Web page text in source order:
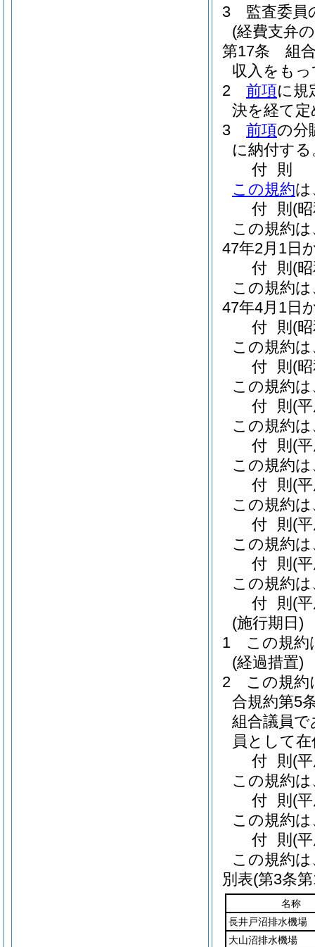
3
監査委員
(経費支弁
第17条
組
収入をも
2
前項に規
決を経て
3
前項の分
に納付する
付 則
この規約
付 則 (
この規約
47年2月1日
付 則 (
この規約
47年4月1日
付 則 (
この規約
付 則 (
この規約
付 則 (
この規約
付 則 (
この規約
付 則 (
この規約
付 則 (
この規約
付 則 (
この規約
付 則 (
(施行期日)
1
この規約
(経過措置)
2
この規約
合規約第5
組合議員
員として
付 則 (
この規約
付 則 (
この規約
付 則 (
この規約
別表(第3条
名称
長井戸沼排水機場
大山沼排水機場